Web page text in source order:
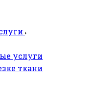
услуги
ткани